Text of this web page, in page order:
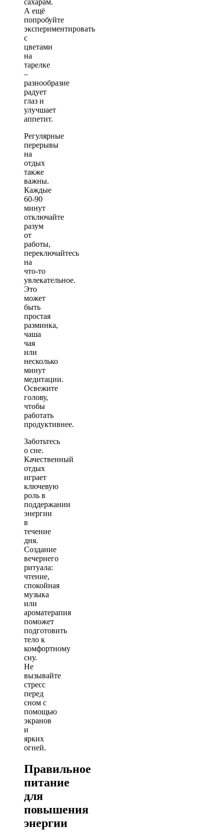
А ещё
попробуйте
экспериментировать
с
цветами
на
тарелке
–
разнообразие
радует
глаз и
улучшает
аппетит.
Регулярные
перерывы
на
отдых
также
важны.
Каждые
60-90
минут
отключайте
разум
от
работы,
переключайтесь
на
что-то
увлекательное.
Это
может
быть
простая
разминка,
чаша
чая
или
несколько
минут
медитации.
Освежите
голову,
чтобы
работать
продуктивнее.
Заботьтесь
о сне.
Качественный
отдых
играет
ключевую
роль в
поддержании
энергии
в
течение
дня.
Создание
вечернего
ритуала:
чтение,
спокойная
музыка
или
ароматерапия
поможет
подготовить
тело к
комфортному
сну.
Не
вызывайте
стресс
перед
сном с
помощью
экранов
и
ярких
огней.
Правильное
питание
для
повышения
энергии